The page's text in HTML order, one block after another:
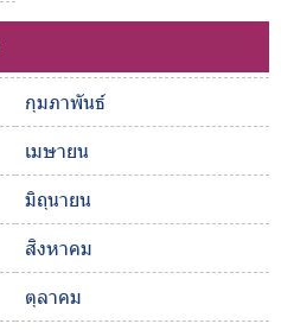
กุมภาพันธ์
เมษายน
มิถุนายน
สิงหาคม
ตุลาคม